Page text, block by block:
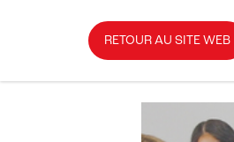
RETOUR AU SITE WEB